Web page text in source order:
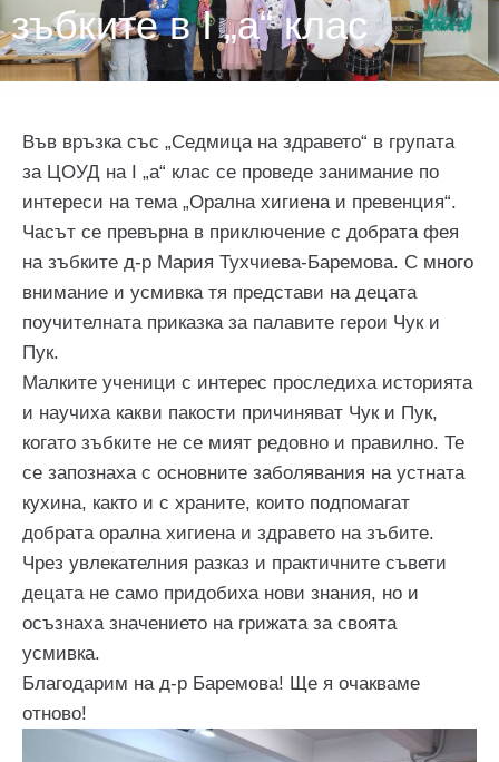
зъбките в I „а“ клас
Във връзка със „Седмица на здравето“ в групата
за ЦОУД на I „а“ клас се проведе занимание по
интереси на тема „Орална хигиена и превенция“.
Часът се превърна в приключение с добрата фея
на зъбките д-р Мария Тухчиева-Баремова. С много
внимание и усмивка тя представи на децата
поучителната приказка за палавите герои Чук и
Пук.
Малките ученици с интерес проследиха историята
и научиха какви пакости причиняват Чук и Пук,
когато зъбките не се мият редовно и правилно. Те
се запознаха с основните заболявания на устната
кухина, както и с храните, които подпомагат
добрата орална хигиена и здравето на зъбите.
Чрез увлекателния разказ и практичните съвети
децата не само придобиха нови знания, но и
осъзнаха значението на грижата за своята
усмивка.
Благодарим на д-р Баремова! Ще я очакваме
отново!